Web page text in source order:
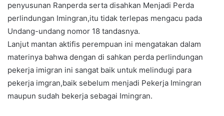
penyusunan Ranperda serta disahkan Menjadi Perda
perlindungan Imingran,itu tidak terlepas mengacu pada
Undang-undang nomor 18 tandasnya.
Lanjut mantan aktifis perempuan ini mengatakan dalam
materinya bahwa dengan di sahkan perda perlindungan
pekerja imigran ini sangat baik untuk melindugi para
pekerja imgran,baik sebelum menjadi Pekerja Imingran
maupun sudah bekerja sebagai Imingran.